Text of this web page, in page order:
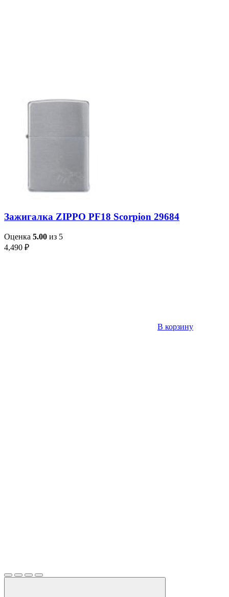
Зажигалка ZIPPO PF18 Scorpion 29684
Оценка 5.00 из 5
4,490 ₽
В корзину